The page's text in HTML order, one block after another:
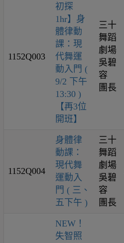
1152Q003
初探
1hr】身
體律動
課：現
代舞運
動入門 (
9/2 下午
13:30 )
【再3位
開班】
三十
舞蹈
劇場
吳碧
容
團長
1152Q004
身體律
動課：
現代舞
運動入
門 ( 三、
五下午 )
三十
舞蹈
劇場
吳碧
容
團長
NEW！
失智照